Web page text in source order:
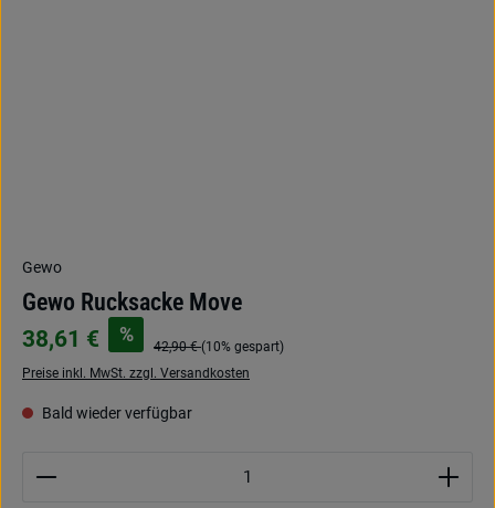
Gewo
Gewo Rucksacke Move
38,61 € %
42,90 €(10% gespart)
Preise inkl. MwSt. zzgl. Versandkosten
Bald wieder verfügbar
Produkt Anzahl: Gib den gewünschten Wert ein